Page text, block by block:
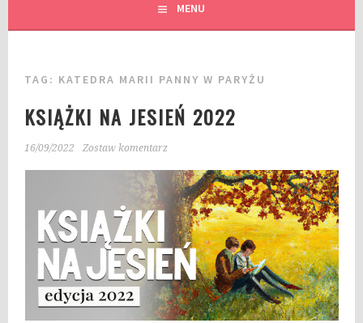
MENU
TAG: KATEDRA MARII PANNY W PARYŻU
KSIĄŻKI NA JESIEŃ 2022
16/09/2022 Zostaw komentarz